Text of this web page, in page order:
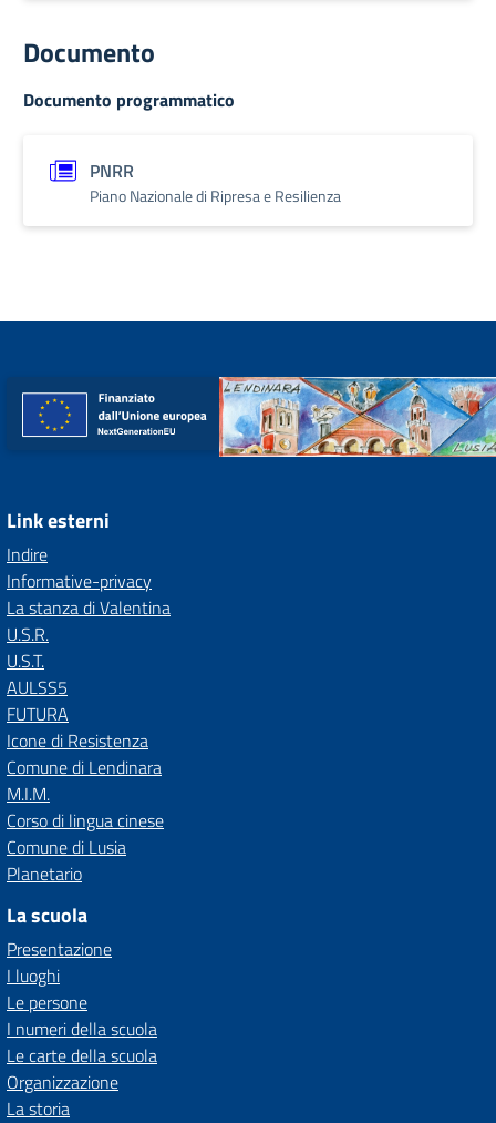
Documento
Documento programmatico
PNRR
Piano Nazionale di Ripresa e Resilienza
Link esterni
Indire
Informative-privacy
La stanza di Valentina
U.S.R.
U.S.T.
AULSS5
FUTURA
Icone di Resistenza
Comune di Lendinara
M.I.M.
Corso di lingua cinese
Comune di Lusia
Planetario
La scuola
Presentazione
I luoghi
Le persone
I numeri della scuola
Le carte della scuola
Organizzazione
La storia